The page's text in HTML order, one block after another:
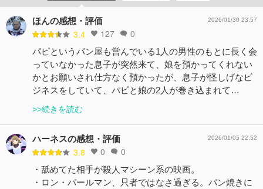
ほんの感想・評価
3.4 127 0
2026/01/30 23:57
パピというパン屋も営んでいる1人の男性のもとに長く会
っていなかった息子が突然来て、娘を預かってくれない
かとお願いされ仕方なく預かったが、息子が怪しげなビ
ジネスをしていて、パピと娘の2人が巻き込まれて…
>>続きを読む
ハーネスの感想・評価
3.8 0 0
2026/01/05 22:52
・舐めてた相手が殺人マシーン系の映画。
・ロン・パールマン、只者ではなさ過ぎる。パン焼きに